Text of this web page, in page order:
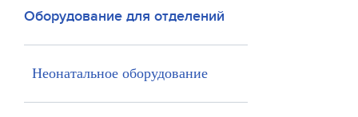
Оборудование для отделений
Неонатальное оборудование